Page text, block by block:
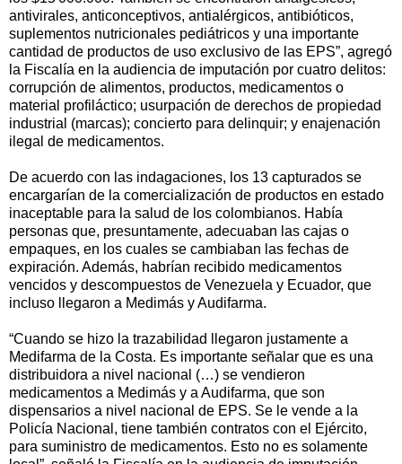
antivirales, anticonceptivos, antialérgicos, antibióticos,
suplementos nutricionales pediátricos y una importante
cantidad de productos de uso exclusivo de las EPS”, agregó
la Fiscalía en la audiencia de imputación por cuatro delitos:
corrupción de alimentos, productos, medicamentos o
material profiláctico; usurpación de derechos de propiedad
industrial (marcas); concierto para delinquir; y enajenación
ilegal de medicamentos.
De acuerdo con las indagaciones, los 13 capturados se
encargarían de la comercialización de productos en estado
inaceptable para la salud de los colombianos. Había
personas que, presuntamente, adecuaban las cajas o
empaques, en los cuales se cambiaban las fechas de
expiración. Además, habrían recibido medicamentos
vencidos y descompuestos de Venezuela y Ecuador, que
incluso llegaron a Medimás y Audifarma.
“Cuando se hizo la trazabilidad llegaron justamente a
Medifarma de la Costa. Es importante señalar que es una
distribuidora a nivel nacional (…) se vendieron
medicamentos a Medimás y a Audifarma, que son
dispensarios a nivel nacional de EPS. Se le vende a la
Policía Nacional, tiene también contratos con el Ejército,
para suministro de medicamentos. Esto no es solamente